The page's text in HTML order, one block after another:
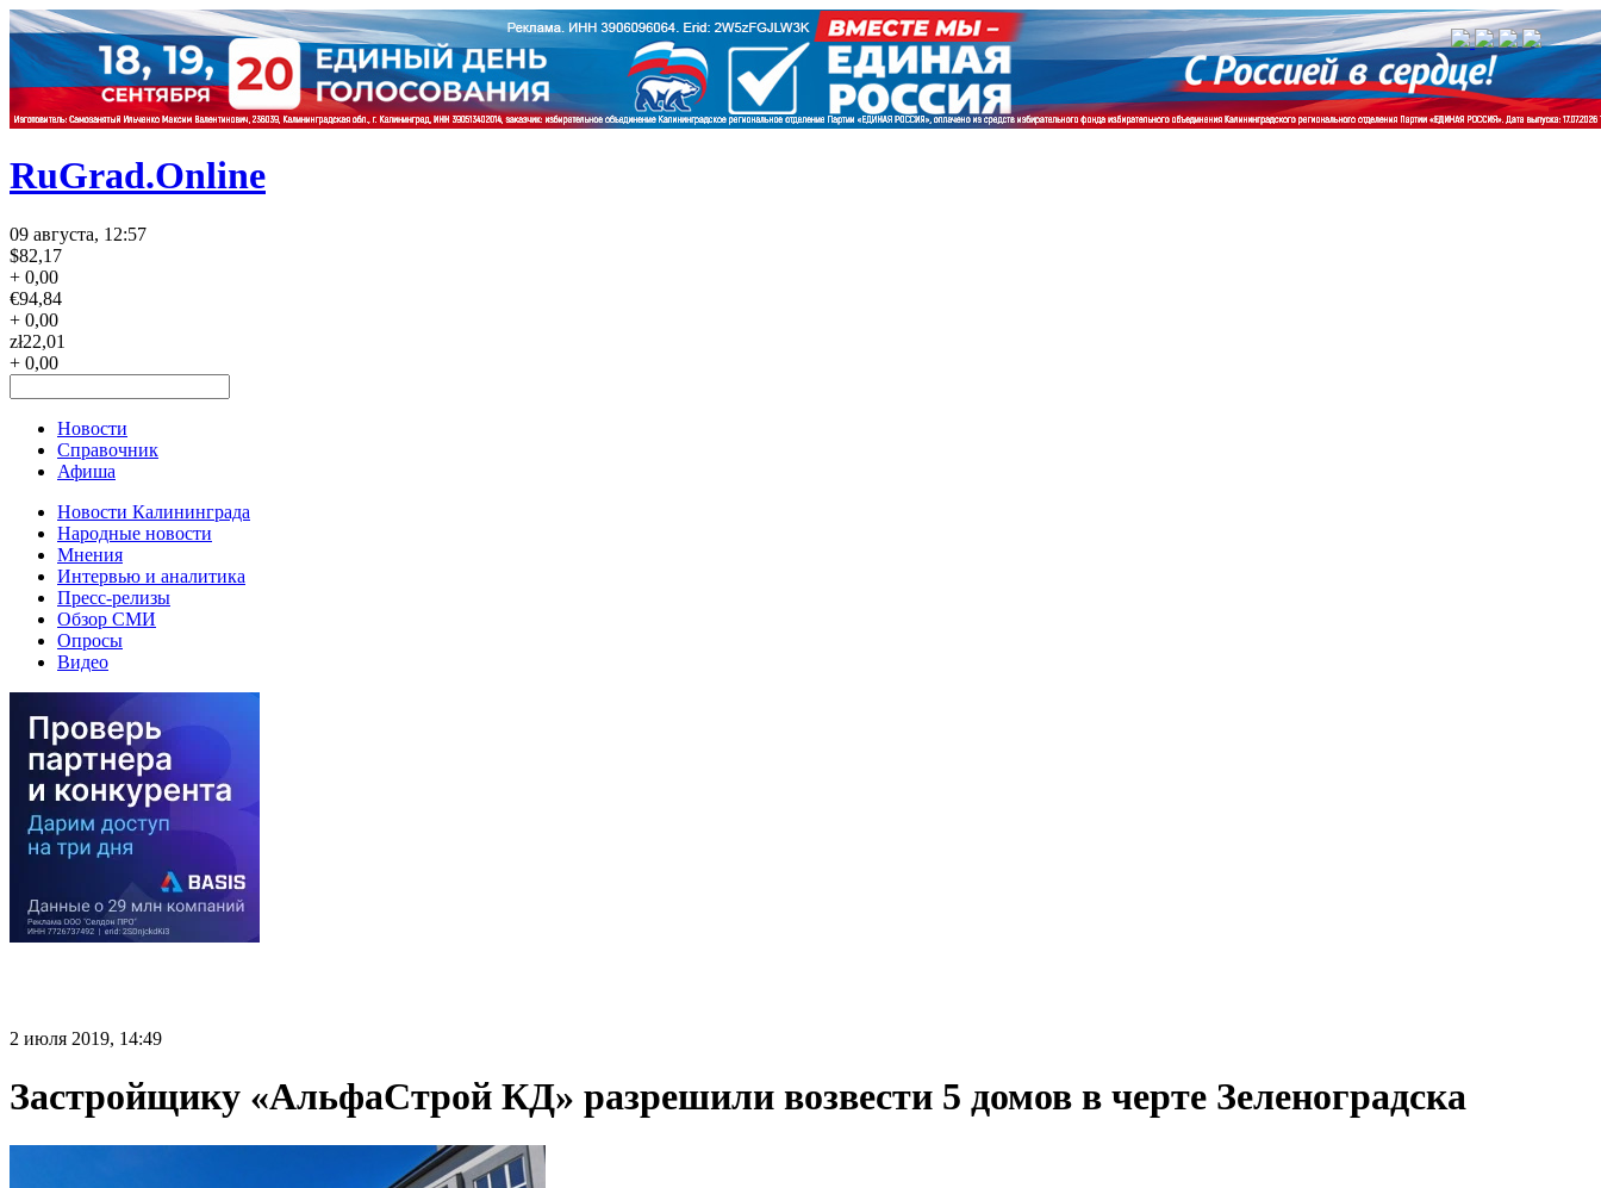
RuGrad.Online
09 августа, 12:57
$82,17
+ 0,00
€94,84
+ 0,00
zł22,01
+ 0,00
Новости
Справочник
Афиша
Новости Калининграда
Народные новости
Мнения
Интервью и аналитика
Пресс-релизы
Обзор СМИ
Опросы
Видео
2 июля 2019, 14:49
Застройщику «АльфаСтрой КД» разрешили возвести 5 домов в черте Зеленоградска